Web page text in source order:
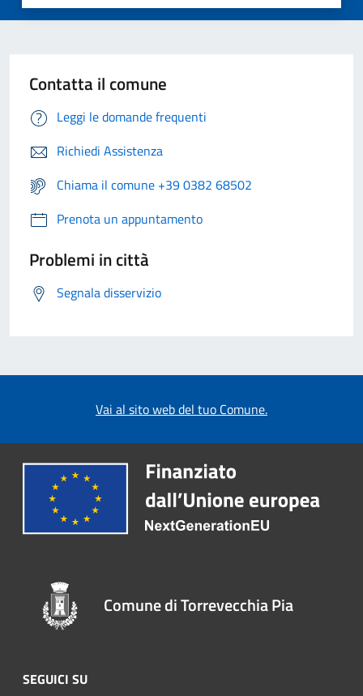
Contatta il comune
Leggi le domande frequenti
Richiedi Assistenza
Chiama il comune +39 0382 68502
Prenota un appuntamento
Problemi in città
Segnala disservizio
Vai al sito web del tuo Comune.
Comune di Torrevecchia Pia
SEGUICI SU